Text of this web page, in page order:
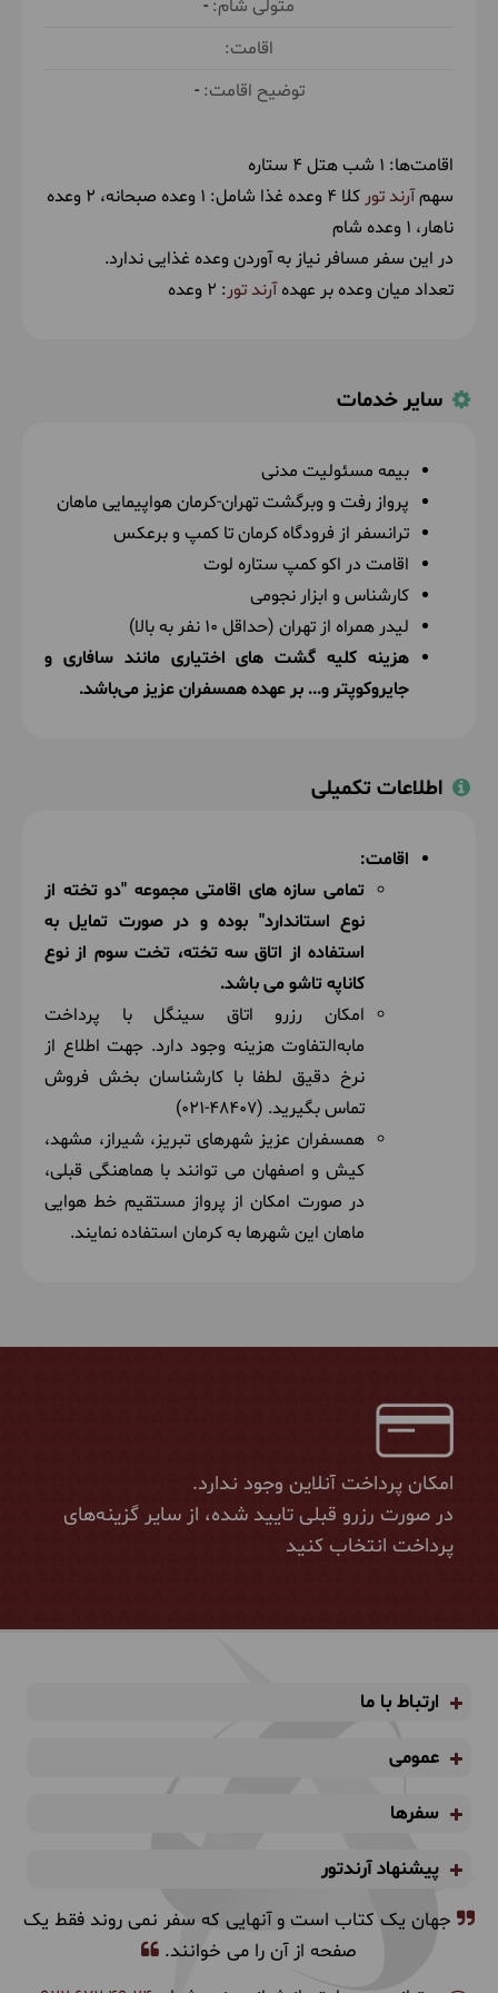
داشت و در نهایت طبق برنامه پروازی کرمان را ترک و با
پرواز به تهران باز می‌گردیم.
پیاده روی با شیب ملایم در طبیعت و فضای شهری
صبحانه در اکو کمپ توسط آرند تور ناهار در
رستوران توسط آرند تور
-
-
اقامت‌ها: 1 شب هتل 4 ستاره
سهمآرند تور کلا 4 وعده غذا شامل: 1 وعده صبحانه
2 وعده
ناهار 1 وعده شام
در این سفر مسافر نیاز به آوردن وعده غذایی ندارد.
تعداد میان وعده بر عهدهآرند تور: 2 وعده
سایر خدمات
بیمه مسئولیت مدنی
پرواز رفت و وبرگشت تهران-کرمان هواپیمایی ماهان
ترانسفر از فرودگاه کرمان تا کمپ و برعکس
اقامت در اکو کمپ ستاره لوت
کارشناس و ابزار نجومی
لیدر همراه از تهران (حداقل 10 نفر به بالا)
هزینه کلیه گشت های اختیاری مانند سافاری و
جایروکوپتر و... بر عهده همسفران عزیز می‌باشد.
اطلاعات تکمیلی
اقامت:
تمامی سازه های اقامتی مجموعه "دو تخته از
نوع استاندارد" بوده و در صورت تمایل به
استفاده از اتاق سه تخته، تخت سوم از نوع
کاناپه تاشو می باشد.
امکان رزرو اتاق سینگل با پرداخت
مابه‌التفاوت هزینه وجود دارد. جهت اطلاع از
نرخ دقیق لطفا با کارشناسان بخش فروش
تماس بگیرید. (48407-021)
همسفران عزیز شهرهای تبریز، شیراز، مشهد،
کیش و اصفهان می توانند با هماهنگی قبلی،
در صورت امکان از پرواز مستقیم خط هوایی
ماهان این شهرها به کرمان استفاده نمایند.
امکان پرداخت آنلاین وجود ندارد.
در صورت رزرو قبلی تایید شده، از سایر گزینه‌های
پرداخت انتخاب کنید
ارتباط با ما
عمومی
سفرها
پیشنهاد آرندتور
جهان یک کتاب است و آنهایی که سفر نمی روند فقط یک
صفحه از آن را می خوانند.